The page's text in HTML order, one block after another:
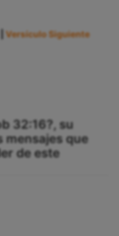
Versículo Siguiente
32:16?, su
mensajes que
de este